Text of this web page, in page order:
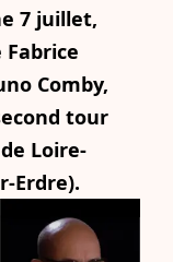
7 juillet,
Comby,
tour
Loire-
Erdre).